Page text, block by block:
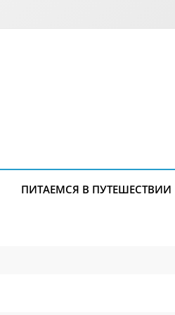
ПИТАЕМСЯ В ПУТЕШЕСТВИИ